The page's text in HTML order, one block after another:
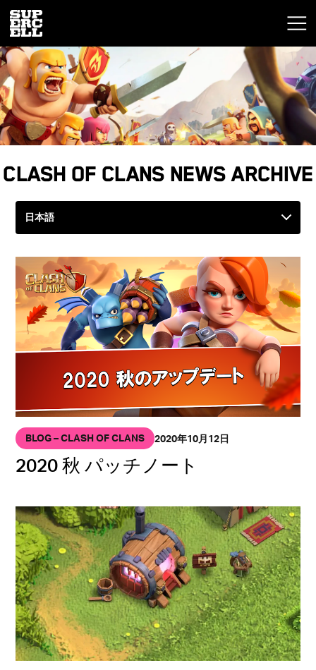
Clash of Clans News Archive
BLOG – CLASH OF CLANS 2020年10月12日
2020 秋 パッチノート